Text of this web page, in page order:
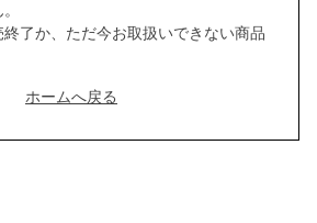
了か、ただ今お取扱いできない商品
ホームへ戻る